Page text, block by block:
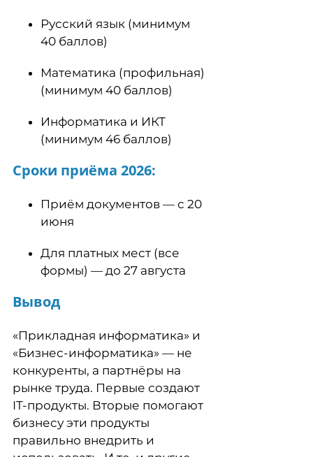
Русский язык (минимум
40 баллов)
Математика (профильная)
(минимум 40 баллов)
Информатика и ИКТ
(минимум 46 баллов)
Сроки приёма 2026:
Приём документов — с 20
июня
Для платных мест (все
формы) — до 27 августа
Вывод
«Прикладная информатика» и
«Бизнес-информатика» — не
конкуренты, а партнёры на
рынке труда. Первые создают
IT-продукты. Вторые помогают
бизнесу эти продукты
правильно внедрить и